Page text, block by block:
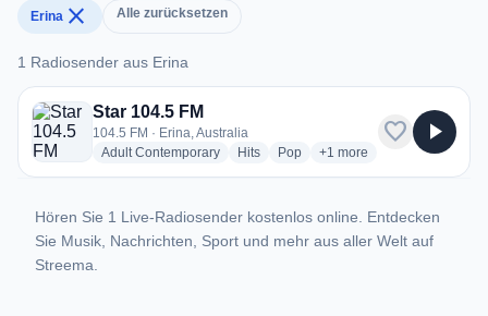
Erina close Alle zurücksetzen
1 Radiosender aus Erina
1 Radiosender aus Erina
Star 104.5 FM
104.5 FM · Erina, Australia
Adult Contemporaryradio stations
Hitsradio stations
Popradio stations
+1 more genres for Star
more
favorite play_arrow
Hören Sie 1 Live-Radiosender kostenlos online. Entdecken
Sie Musik, Nachrichten, Sport und mehr aus aller Welt auf
Streema.